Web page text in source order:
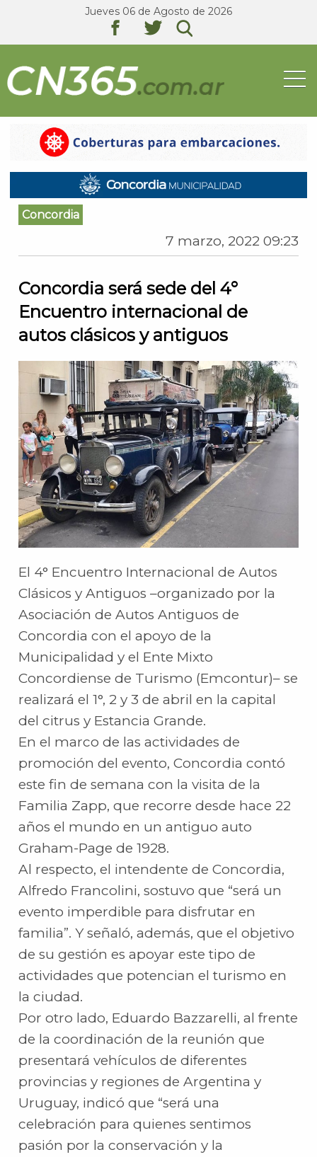
Jueves 06 de Agosto de 2026
texto texto texto
Concordia
7 marzo, 2022 09:23
Concordia será sede del 4°
Encuentro internacional de
autos clásicos y antiguos
El 4° Encuentro Internacional de Autos
Clásicos y Antiguos –organizado por la
Asociación de Autos Antiguos de
Concordia con el apoyo de la
Municipalidad y el Ente Mixto
Concordiense de Turismo (Emcontur)– se
realizará el 1°, 2 y 3 de abril en la capital
del citrus y Estancia Grande.
En el marco de las actividades de
promoción del evento, Concordia contó
este fin de semana con la visita de la
Familia Zapp, que recorre desde hace 22
años el mundo en un antiguo auto
Graham-Page de 1928.
Al respecto, el intendente de Concordia,
Alfredo Francolini, sostuvo que “será un
evento imperdible para disfrutar en
familia”. Y señaló, además, que el objetivo
de su gestión es apoyar este tipo de
actividades que potencian el turismo en
la ciudad.
Por otro lado, Eduardo Bazzarelli, al frente
de la coordinación de la reunión que
presentará vehículos de diferentes
provincias y regiones de Argentina y
Uruguay, indicó que “será una
celebración para quienes sentimos
pasión por la conservación y la